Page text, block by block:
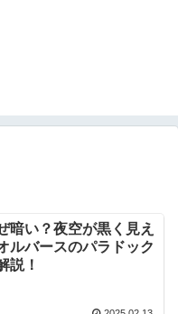
暗い？夜空が黒く見え
ルバースのパラドック
説！